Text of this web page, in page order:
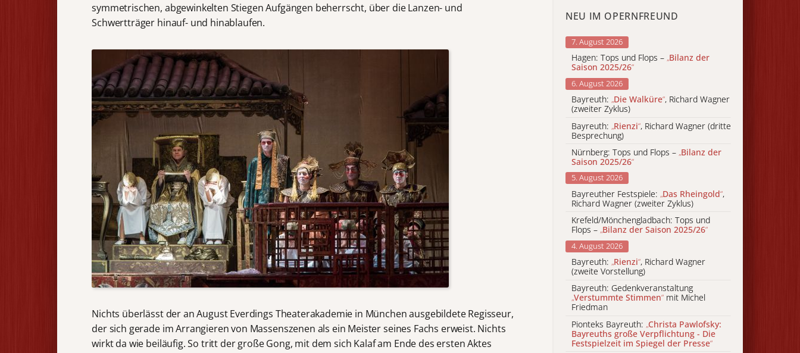
symmetrischen, abgewinkelten Stiegen Aufgängen beherrscht, über die Lanzen- und
Schwertträger hinauf- und hinablaufen.
Nichts überlässt der an August Everdings Theaterakademie in München ausgebildete Regisseur,
der sich gerade im Arrangieren von Massenszenen als ein Meister seines Fachs erweist. Nichts
wirkt da wie beiläufig. So tritt der große Gong, mit dem sich Kalaf am Ende des ersten Aktes
NEU IM OPERNFREUND
7. August 2026
Hagen: Tops und Flops – „Bilanz der
Saison 2025/26“
6. August 2026
Bayreuth: „Die Walküre“, Richard Wagner
(zweiter Zyklus)
Bayreuth: „Rienzi“, Richard Wagner (dritte
Besprechung)
Nürnberg: Tops und Flops – „Bilanz der
Saison 2025/26“
5. August 2026
Bayreuther Festspiele: „Das Rheingold“,
Richard Wagner (zweiter Zyklus)
Krefeld/Mönchengladbach: Tops und
Flops – „Bilanz der Saison 2025/26“
4. August 2026
Bayreuth: „Rienzi“, Richard Wagner
(zweite Vorstellung)
Bayreuth: Gedenkveranstaltung
„Verstummte Stimmen“ mit Michel
Friedman
Pionteks Bayreuth: „Christa Pawlofsky:
Bayreuths große Verpflichtung - Die
Festspielzeit im Spiegel der Presse“